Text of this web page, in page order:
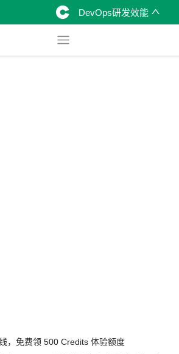
DevOps研发效能
，免费领 500 Credits 体验额度